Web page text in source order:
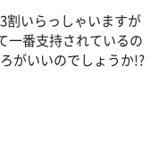
割いらっしゃいますが
一番支持されているの
がいいのでしょうか!?